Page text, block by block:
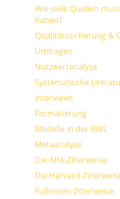
Wie viele Quellen
haben?
Qualitätssicherung &
Umfragen
Nutzwertanalyse
Systematische
Interviews
Formatierung
Modelle in der BWL
Metaanalyse
Die APA-Zitierweise
Die Harvard-
Fußnoten-Zitierweise